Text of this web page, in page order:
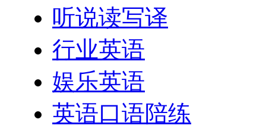
听说读写译
行业英语
娱乐英语
英语口语陪练